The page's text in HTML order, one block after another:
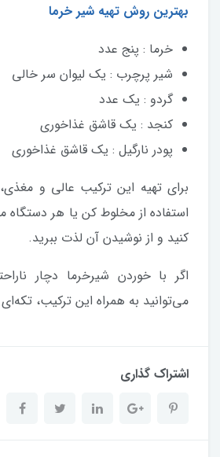
بهترین روش تهیه شیر خرما
خرما : پنج عدد
شیر پرچرب : یک لیوان سر خالی
گردو : یک عدد
کنجد : یک قاشق غذاخوری
پودر نارگیل : یک قاشق غذاخوری
برای تهیه این ترکیب عالی و مغذی،
استفاده از مخلوط کن یا هر دستگاه
کنید و از نوشیدن آن لذت ببرید.
اگر با خوردن شیرخرما دچار
می‌توانید به همراه این ترکیب،
اشتراک گذاری